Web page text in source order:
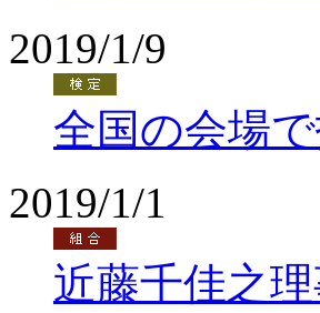
2019/1/9
全国の会場
2019/1/1
近藤千佳之